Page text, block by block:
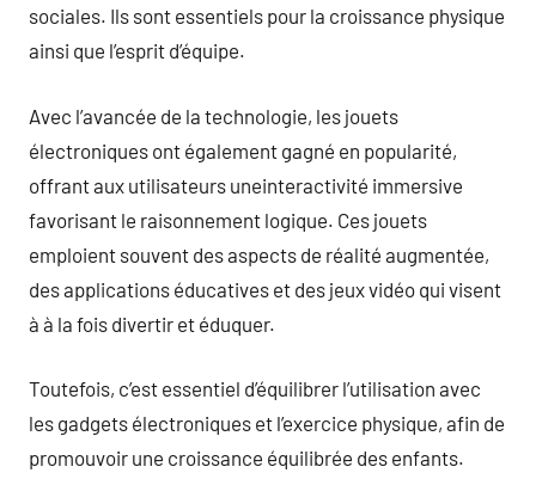
sociales. Ils sont essentiels pour la croissance physique
ainsi que l’esprit d’équipe.
Avec l’avancée de la technologie, les jouets
électroniques ont également gagné en popularité,
offrant aux utilisateurs uneinteractivité immersive
favorisant le raisonnement logique. Ces jouets
emploient souvent des aspects de réalité augmentée,
des applications éducatives et des jeux vidéo qui visent
à à la fois divertir et éduquer.
Toutefois, c’est essentiel d’équilibrer l’utilisation avec
les gadgets électroniques et l’exercice physique, afin de
promouvoir une croissance équilibrée des enfants.